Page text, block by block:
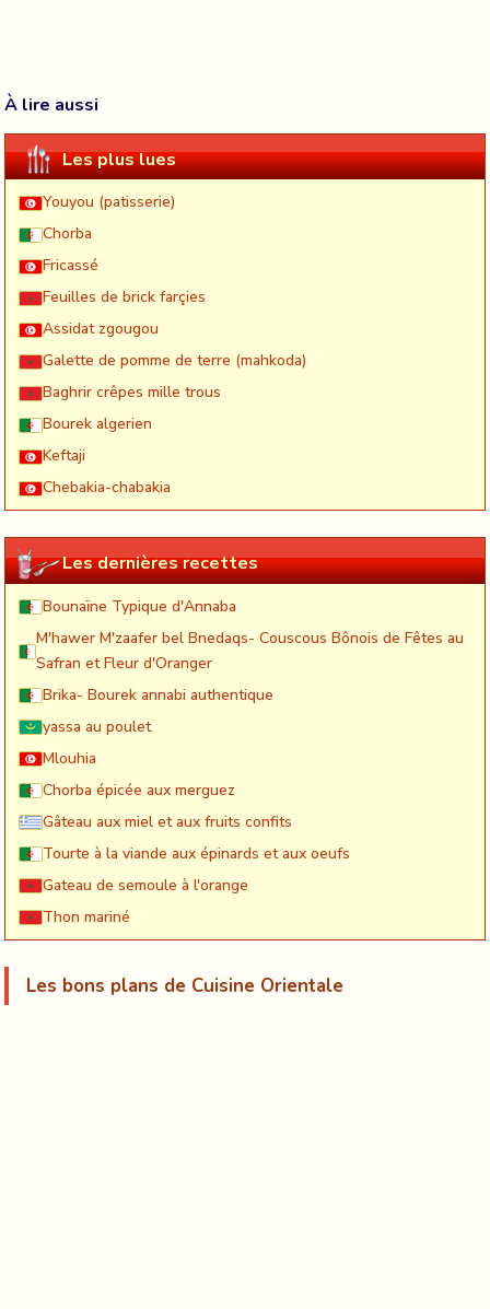
À lire aussi
Les plus lues
Youyou (patisserie)
Chorba
Fricassé
Feuilles de brick farçies
Assidat zgougou
Galette de pomme de terre (mahkoda)
Baghrir crêpes mille trous
Bourek algerien
Keftaji
Chebakia-chabakia
Les dernières recettes
Bounaïne Typique d'Annaba
M'hawer M'zaafer bel Bnedaqs- Couscous Bônois de Fêtes au
Safran et Fleur d'Oranger
Brika- Bourek annabi authentique
yassa au poulet
Mlouhia
Chorba épicée aux merguez
Gâteau aux miel et aux fruits confits
Tourte à la viande aux épinards et aux oeufs
Gateau de semoule à l'orange
Thon mariné
Les bons plans de Cuisine Orientale